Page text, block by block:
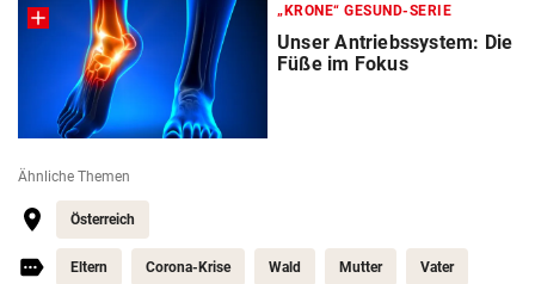
„KRONE“ GESUND-SERIE
Unser Antriebssystem: Die
Füße im Fokus
Ähnliche Themen
Österreich
Eltern Corona-Krise Wald Mutter Vater